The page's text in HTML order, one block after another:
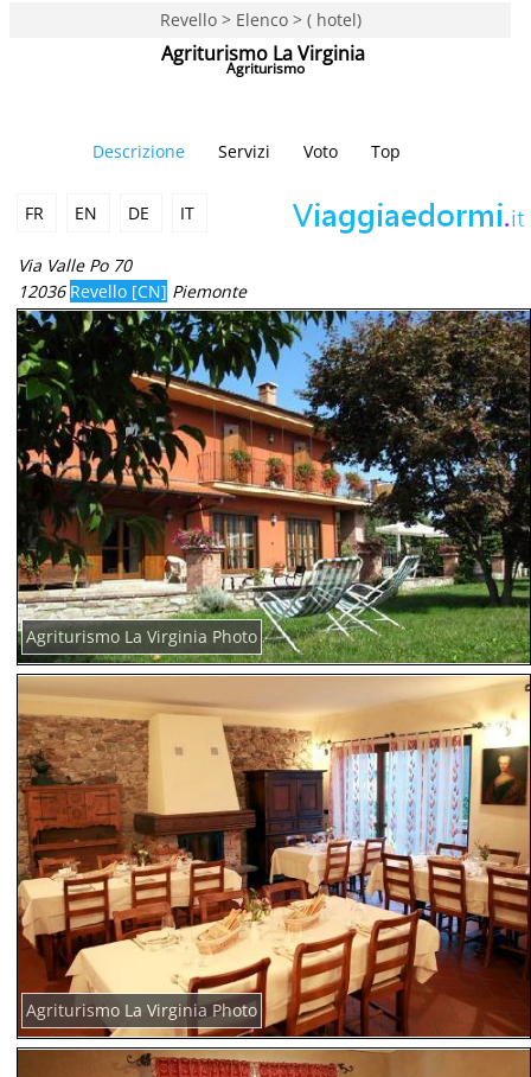
Revello > Elenco > ( hotel)
Agriturismo La Virginia
Agriturismo
Descrizione Servizi Voto Top
FR EN DE IT
Via Valle Po 70
12036 Revello [CN] Piemonte
Agriturismo La Virginia Photo
Agriturismo La Virginia Photo